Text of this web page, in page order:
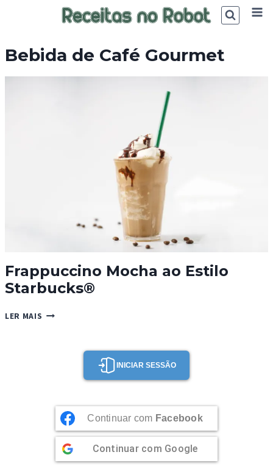
Bebida de Café Gourmet
Frappuccino Mocha ao Estilo
Starbucks®
LER MAIS FRAPPUCCINO
INICIAR SESSÃO
Continuar com Facebook
Continuar com Google